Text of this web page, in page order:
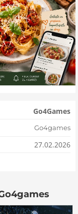
Go4Games
Go4games
27.02.2026